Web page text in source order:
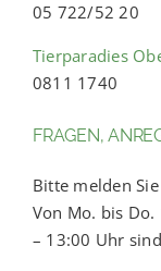
05 722/52 20
Tierparadies
0811 1740
FRAGEN,
Bitte melden
Von Mo. bis
– 13:00 Uhr